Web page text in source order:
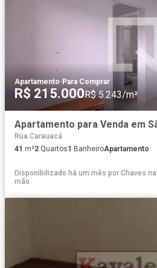
Apartamento· Para Comprar
R$ 215.000R$ 5.243/m²
Rua Carauacá
41 m²2 Quartos1 BanheiroApartamento
Disponibilizado há um mês por Chaves na
mão